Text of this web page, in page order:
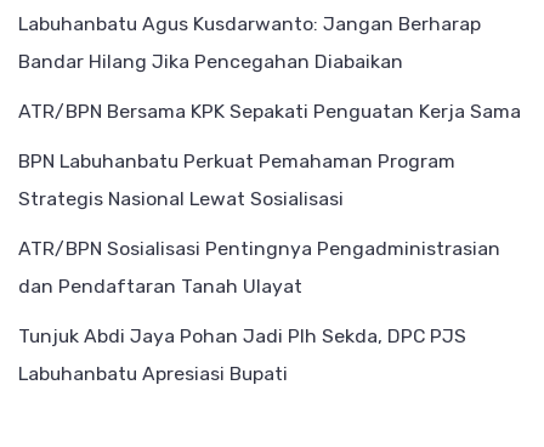
Labuhanbatu Agus Kusdarwanto: Jangan Berharap
Bandar Hilang Jika Pencegahan Diabaikan
ATR/BPN Bersama KPK Sepakati Penguatan Kerja Sama
BPN Labuhanbatu Perkuat Pemahaman Program
Strategis Nasional Lewat Sosialisasi
ATR/BPN Sosialisasi Pentingnya Pengadministrasian
dan Pendaftaran Tanah Ulayat
Tunjuk Abdi Jaya Pohan Jadi Plh Sekda, DPC PJS
Labuhanbatu Apresiasi Bupati